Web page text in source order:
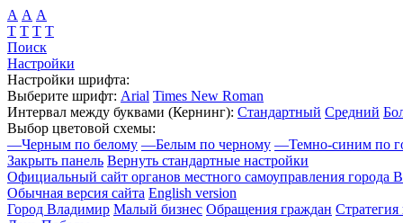
А А А
Т Т Т Т
Поиск
Настройки
Настройки шрифта:
Выберите шрифт: Arial Times New Roman
Интервал между буквами (Кернинг): Стандартный Средний
Выбор цветовой схемы:
—Черным по белому —Белым по черному —Темно-синим по
Закрыть панель Вернуть стандартные настройки
Официальный сайт органов местного самоуправления города
Обычная версия сайта English version
Город Владимир Малый бизнес Обращения граждан Стратегия